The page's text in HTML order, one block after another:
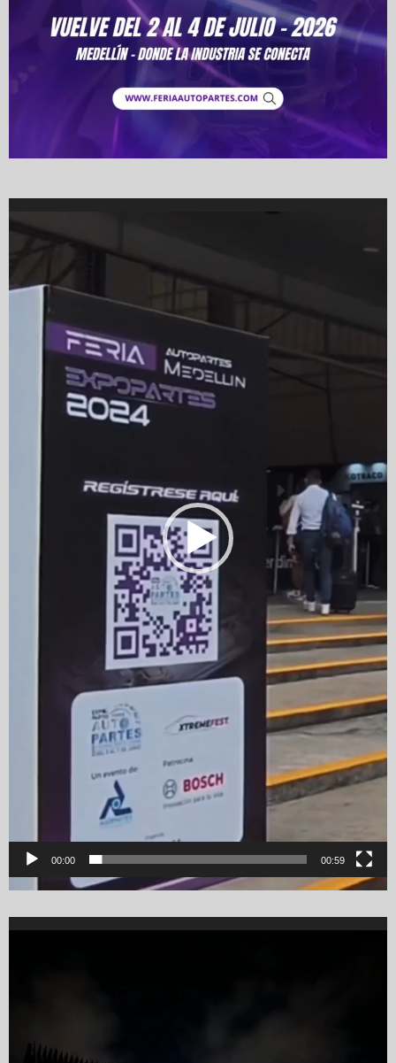
Player
00:00 00:59
Video